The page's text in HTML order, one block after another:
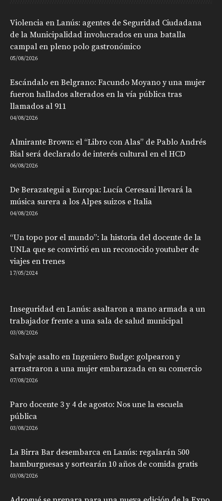
Violencia en Lanús: agentes de Seguridad Ciudadana
de la Municipalidad involucrados en una batalla
campal en pleno polo gastronómico
05/08/2026
Escándalo en Belgrano: Facundo Moyano y una mujer
fueron hallados alterados en la vía pública tras
llamados al 911
04/08/2026
Almirante Brown: el “Libro con Alas” de Pablo Andrés
Rial será declarado de interés cultural en el HCD
06/08/2026
De Berazategui a Europa: Lucía Ceresani llevará la
música surera a los Alpes suizos e Italia
04/08/2026
“Un topo por el mundo”: la historia del docente de la
UNLa que se convirtió en un reconocido youtuber de
viajes en trenes
17/05/2024
Inseguridad en Lanús: asaltaron a mano armada a un
trabajador frente a una sala de salud municipal
03/08/2026
Salvaje asalto en Ingeniero Budge: golpearon y
arrastraron a una mujer embarazada en su comercio
07/08/2026
Paro docente 3 y 4 de agosto: Nos une la escuela
pública
03/08/2026
La Birra Bar desembarca en Lanús: regalarán 500
hamburguesas y sortearán 10 años de comida gratis
03/08/2026